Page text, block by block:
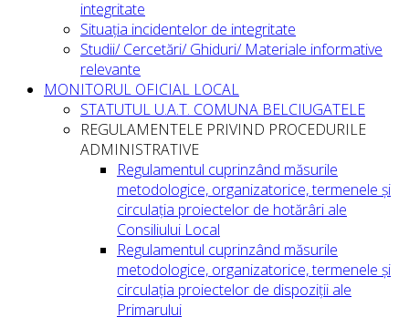
integritate
Situația incidentelor de integritate
Studii/ Cercetări/ Ghiduri/ Materiale informative
relevante
MONITORUL OFICIAL LOCAL
STATUTUL U.A.T. COMUNA BELCIUGATELE
REGULAMENTELE PRIVIND PROCEDURILE
ADMINISTRATIVE
Regulamentul cuprinzând măsurile
metodologice, organizatorice, termenele și
circulația proiectelor de hotărâri ale
Consiliului Local
Regulamentul cuprinzând măsurile
metodologice, organizatorice, termenele și
circulația proiectelor de dispoziții ale
Primarului